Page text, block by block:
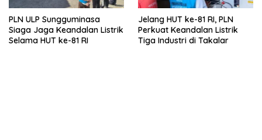
PLN ULP Sungguminasa
Siaga Jaga Keandalan Listrik
Selama HUT ke-81 RI
Jelang HUT ke-81 RI, PLN
Perkuat Keandalan Listrik
Tiga Industri di Takalar